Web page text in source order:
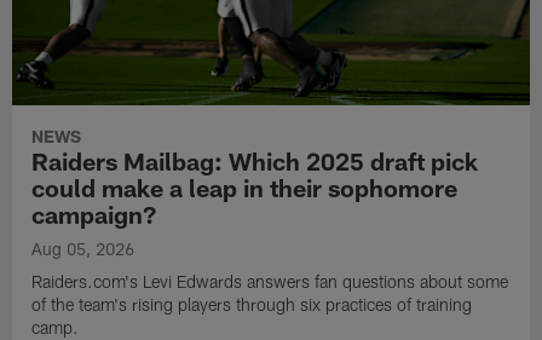
NEWS
Raiders Mailbag: Which 2025 draft pick
could make a leap in their sophomore
campaign?
Aug 05, 2026
Raiders.com's Levi Edwards answers fan questions about some
of the team's rising players through six practices of training
camp.